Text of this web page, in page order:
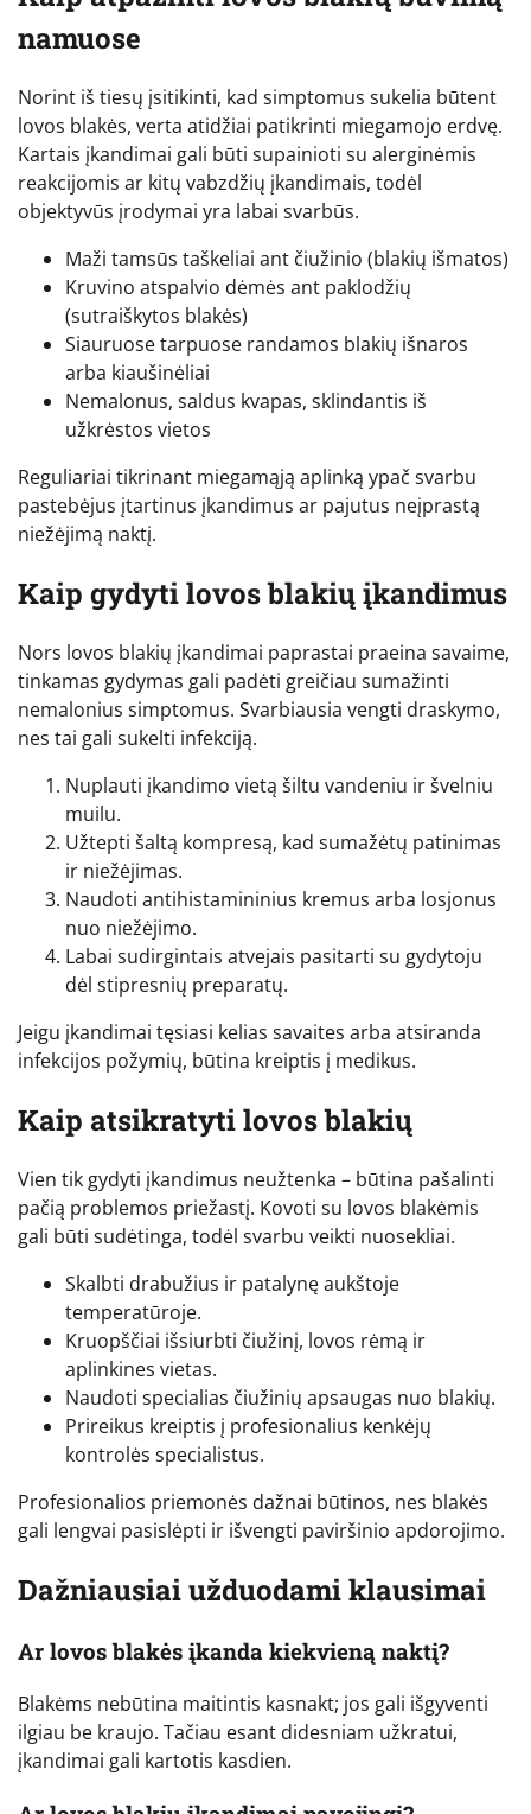
namuose
Norint iš tiesų įsitikinti, kad simptomus sukelia būtent
lovos blakės, verta atidžiai patikrinti miegamojo erdvę.
Kartais įkandimai gali būti supainioti su alerginėmis
reakcijomis ar kitų vabzdžių įkandimais, todėl
objektyvūs įrodymai yra labai svarbūs.
Maži tamsūs taškeliai ant čiužinio (blakių išmatos)
Kruvino atspalvio dėmės ant paklodžių
(sutraiškytos blakės)
Siauruose tarpuose randamos blakių išnaros
arba kiaušinėliai
Nemalonus, saldus kvapas, sklindantis iš
užkrėstos vietos
Reguliariai tikrinant miegamąją aplinką ypač svarbu
pastebėjus įtartinus įkandimus ar pajutus neįprastą
niežėjimą naktį.
Kaip gydyti lovos blakių įkandimus
Nors lovos blakių įkandimai paprastai praeina savaime,
tinkamas gydymas gali padėti greičiau sumažinti
nemalonius simptomus. Svarbiausia vengti draskymo,
nes tai gali sukelti infekciją.
Nuplauti įkandimo vietą šiltu vandeniu ir švelniu
muilu.
Užtepti šaltą kompresą, kad sumažėtų patinimas
ir niežėjimas.
Naudoti antihistamininius kremus arba losjonus
nuo niežėjimo.
Labai sudirgintais atvejais pasitarti su gydytoju
dėl stipresnių preparatų.
Jeigu įkandimai tęsiasi kelias savaites arba atsiranda
infekcijos požymių, būtina kreiptis į medikus.
Kaip atsikratyti lovos blakių
Vien tik gydyti įkandimus neužtenka – būtina pašalinti
pačią problemos priežastį. Kovoti su lovos blakėmis
gali būti sudėtinga, todėl svarbu veikti nuosekliai.
Skalbti drabužius ir patalynę aukštoje
temperatūroje.
Kruopščiai išsiurbti čiužinį, lovos rėmą ir
aplinkines vietas.
Naudoti specialias čiužinių apsaugas nuo blakių.
Prireikus kreiptis į profesionalius kenkėjų
kontrolės specialistus.
Profesionalios priemonės dažnai būtinos, nes blakės
gali lengvai pasislėpti ir išvengti paviršinio apdorojimo.
Dažniausiai užduodami klausimai
Ar lovos blakės įkanda kiekvieną naktį?
Blakėms nebūtina maitintis kasnakt; jos gali išgyventi
ilgiau be kraujo. Tačiau esant didesniam užkratui,
įkandimai gali kartotis kasdien.